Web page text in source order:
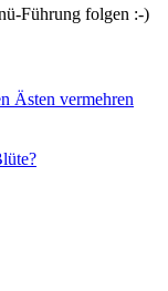
Führung folgen :-)
Ästen vermehren